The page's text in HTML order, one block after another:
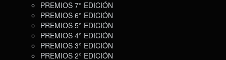
PREMIOS 7° EDICIÓN
PREMIOS 6° EDICIÓN
PREMIOS 5° EDICIÓN
PREMIOS 4° EDICIÓN
PREMIOS 3° EDICIÓN
PREMIOS 2° EDICIÓN